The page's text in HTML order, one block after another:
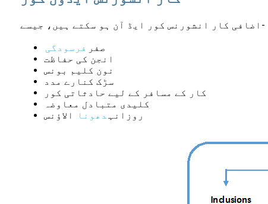
اضافی کار انشورنس کور ایڈ آن ہو سکتے ہیں، جیسے-
صفر فرسودگی
انجن کی حفاظت
نون کلیم بونس
سڑک کنارے مدد
کار کے مسافر کے لیے حادثاتی کور
کلیدی متبادل معاوضہ
روزانہدھونا الاؤنس